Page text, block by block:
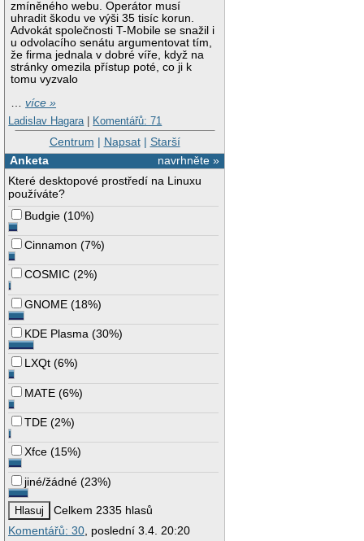
zmíněného webu. Operátor musí
uhradit škodu ve výši 35 tisíc korun.
Advokát společnosti T-Mobile se snažil i
u odvolacího senátu argumentovat tím,
že firma jednala v dobré víře, když na
stránky omezila přístup poté, co ji k
tomu vyzvalo
…více »
Ladislav Hagara | Komentářů: 71
Centrum | Napsat| Starší
navrhněte »
Anketa
Které desktopové prostředí na Linuxu
používáte?
Budgie (10%)
Cinnamon (7%)
COSMIC (2%)
GNOME (18%)
KDE Plasma (30%)
LXQt (6%)
MATE (6%)
TDE (2%)
Xfce (15%)
jiné/žádné (23%)
Celkem 2335 hlasů
Komentářů: 30, poslední 3.4. 20:20